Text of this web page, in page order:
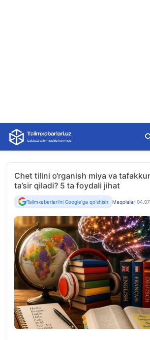
Skip
content
Chet tilini o‘rganish miya va
ta’sir qiladi? 5 ta foydali jihat
Talimxabarlari'ni Google'ga qo'shish Maqolalar